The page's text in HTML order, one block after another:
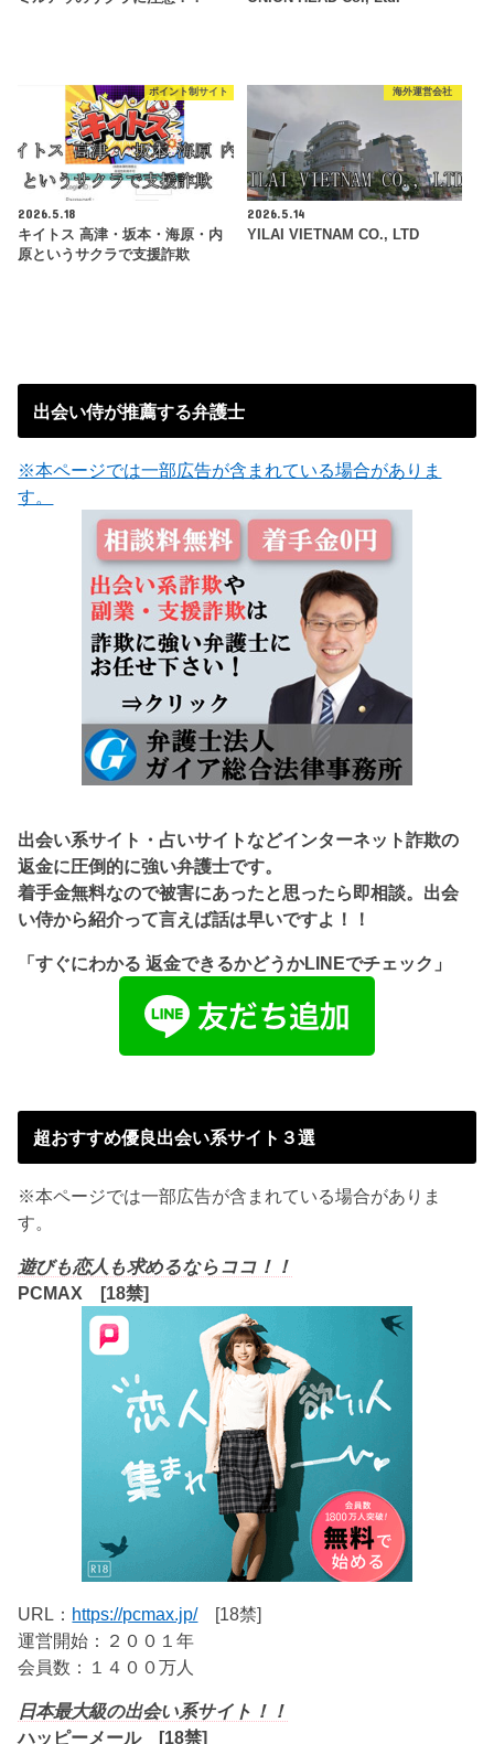
ポイント制サイト
2026.5.18
キイトス 高津・坂本・海原・内
原というサクラで支援詐欺
海外運営会社
2026.5.14
YILAI VIETNAM CO., LTD
出会い侍が推薦する弁護士
※本ページでは一部広告が含まれている場合がありま
す。
出会い系サイト・占いサイトなどインターネット詐欺の
返金に圧倒的に強い弁護士です。
着手金無料なので被害にあったと思ったら即相談。出会
い侍から紹介って言えば話は早いですよ！！
「すぐにわかる 返金できるかどうかLINEでチェック」
超おすすめ優良出会い系サイト３選
※本ページでは一部広告が含まれている場合がありま
す。
遊びも恋人も求めるならココ！！
PCMAX [18禁]
URL： https://pcmax.jp/[18禁]
運営開始：２００１年
会員数：１４００万人
日本最大級の出会い系サイト！！
ハッピーメール [18禁]